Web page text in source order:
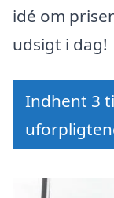
idé om
udsigt i dag!
Indhent 3